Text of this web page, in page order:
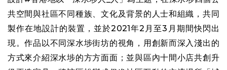
共空間與社區不同種族、文化及背景的人士和組織，共同
製作在地設計的裝置，並於2021年2月至3月期間快閃出
現。作品以不同深水埗街坊的視角，用創新而深入淺出的
方式來介紹深水埗的方方面面；並與區內十間小店共創升